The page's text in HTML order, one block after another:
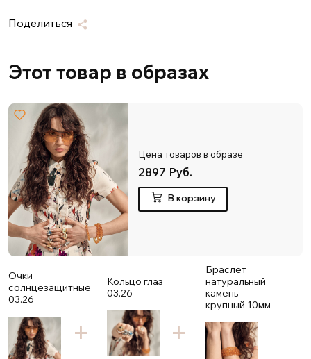
Поделиться
Этот товар в образах
Цена товаров в образе
2897 Руб.
В корзину
Очки
солнцезащитные
03.26
Кольцо глаз
03.26
Браслет
натуральный
камень
крупный 10мм